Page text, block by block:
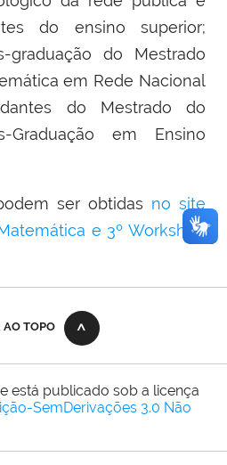
do ensino superior;
graduação do Mestrado
em Rede Nacional
do Mestrado do
Graduação em Ensino
ser obtidas no site
e 3º Workshop
AO TOPO
está publicado sob a licença
SemDerivações 3.0 Não